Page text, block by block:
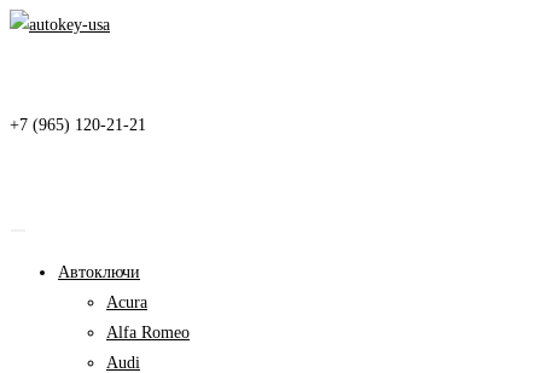
Перейти
+7 (965) 120-21-21
Автоключи
Acura
Alfa Romeo
Audi